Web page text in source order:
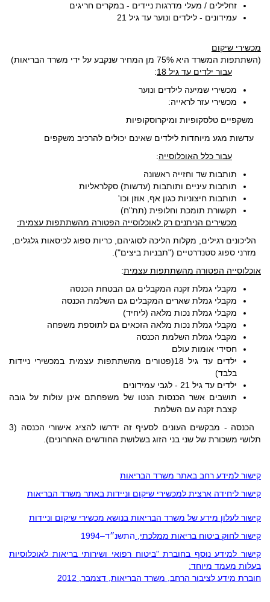
זחלילים / מעלי מדרגות ניידים - במקרים חריגים
עמידונים - לילדים ונוער עד גיל 21
מכשירי שיקום
(השתתפות המשרד היא 75% מן המחיר שנקבע על ידי משרד הבריאות)
עבור ילדים עד גיל 18
:
מכשירי שמיעה לילדים ונוער
מכשירי עזר לראייה:
משקפיים טלסקופיות ומיקרוסקופיות
עדשות מגע מיוחדות לילדים שאינם יכולים להרכיב משקפים
עבור כלל האוכלוסייה:
תותבות שד וחזייה ראשונה
תותבות עיניים ותותבות (עדשות) סקלראליות
תותבות חיצוניות כגון אף, אוזן וכו'
תקשורת תומכת וחלופית (תת"ח)
מכשירים הניתנים רק לאוכלוסייה הפטורה מהשתתפות עצמית:
הליכונים רגילים, מקלות הליכה לסוגיהם, כריות ספוג לכיסאות גלגלים,
מזרני ספוג סטנדרטיים ("תבניות ביצים").
אוכלוסייה הפטורה מהשתתפות עצמית:
מקבלי גמלת זקנה המקבלים גם הבטחת הכנסה
מקבלי גמלת שארים המקבלים גם השלמת הכנסה
מקבלי גמלת נכות מלאה (ליחיד)
מקבלי גמלת נכות מלאה הזכאים גם לתוספת משפחה
מקבלי גמלת השלמת הכנסה
חסידי אומות עולם
ילדים עד גיל 18(פטורים מהשתתפות עצמית במכשירי ניידות
בלבד)
ילדים עד גיל 21 - לגבי עמידונים
תושבים אשר הכנסות הנטו של משפחתם אינן עולות על גובה
קצבת זקנה עם השלמת
הכנסה - מבקשים העונים לסעיף זה ידרשו להציג אישורי הכנסה (3
תלושי משכורת של שני בני הזוג בשלושת החודשים האחרונים).
קישור למידע רחב באתר משרד הבריאות
קישור ליחידה ארצית למכשירי שיקום וניידות באתר משרד הבריאות
קישור לעלון מידע של משרד הבריאות בנושא מכשירי שיקום וניידות
קישור לחוק ביטוח בריאות ממלכתי, התשנ״ד– 1994
קישור למידע נוסף בחוברת "ביטוח רפואי ושירותי בריאות לאוכלוסיות
בעלות מעמד מיוחד:
חוברת מידע לציבור הרחב, משרד הבריאות, דצמבר,
201 2